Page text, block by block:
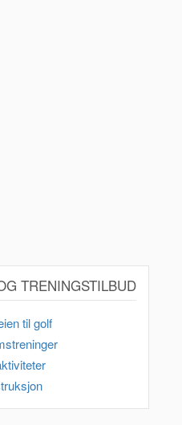
TRENINGSTILBUD
til golf